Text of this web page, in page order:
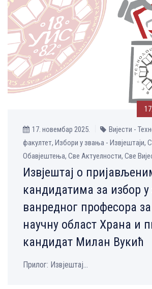
17. новембар 2025.
Вијести -
факултет, Избори у звања - Извјештаји,
Обавјештења, Све Aктуелности, Све
Извјештај о
кандидатима за избор
ванредног професора
научну област Храна и
кандидат Милан Вукић
Прилог: Извјештај...